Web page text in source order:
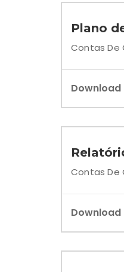
Plano
Contas De
Download
Contas De
Download